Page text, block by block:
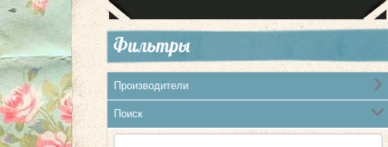
Фильтры
Производители
Поиск